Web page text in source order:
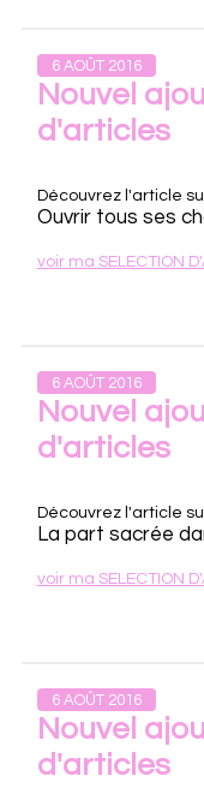
6 AOÛT 2016
Nouvel
d'articles
Découvrez l'article
Ouvrir tous ses
voir ma SELECTION
6 AOÛT 2016
Nouvel
d'articles
Découvrez l'article
La part sacrée
voir ma SELECTION
6 AOÛT 2016
Nouvel
d'articles